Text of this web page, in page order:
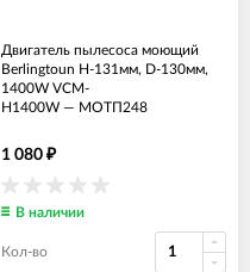
Двигатель пылесоса моющий
Berlingtoun H-131мм, D-130мм,
1400W VCM-
H1400W — МОТП248
1 080 ₽
В наличии
Кол-во